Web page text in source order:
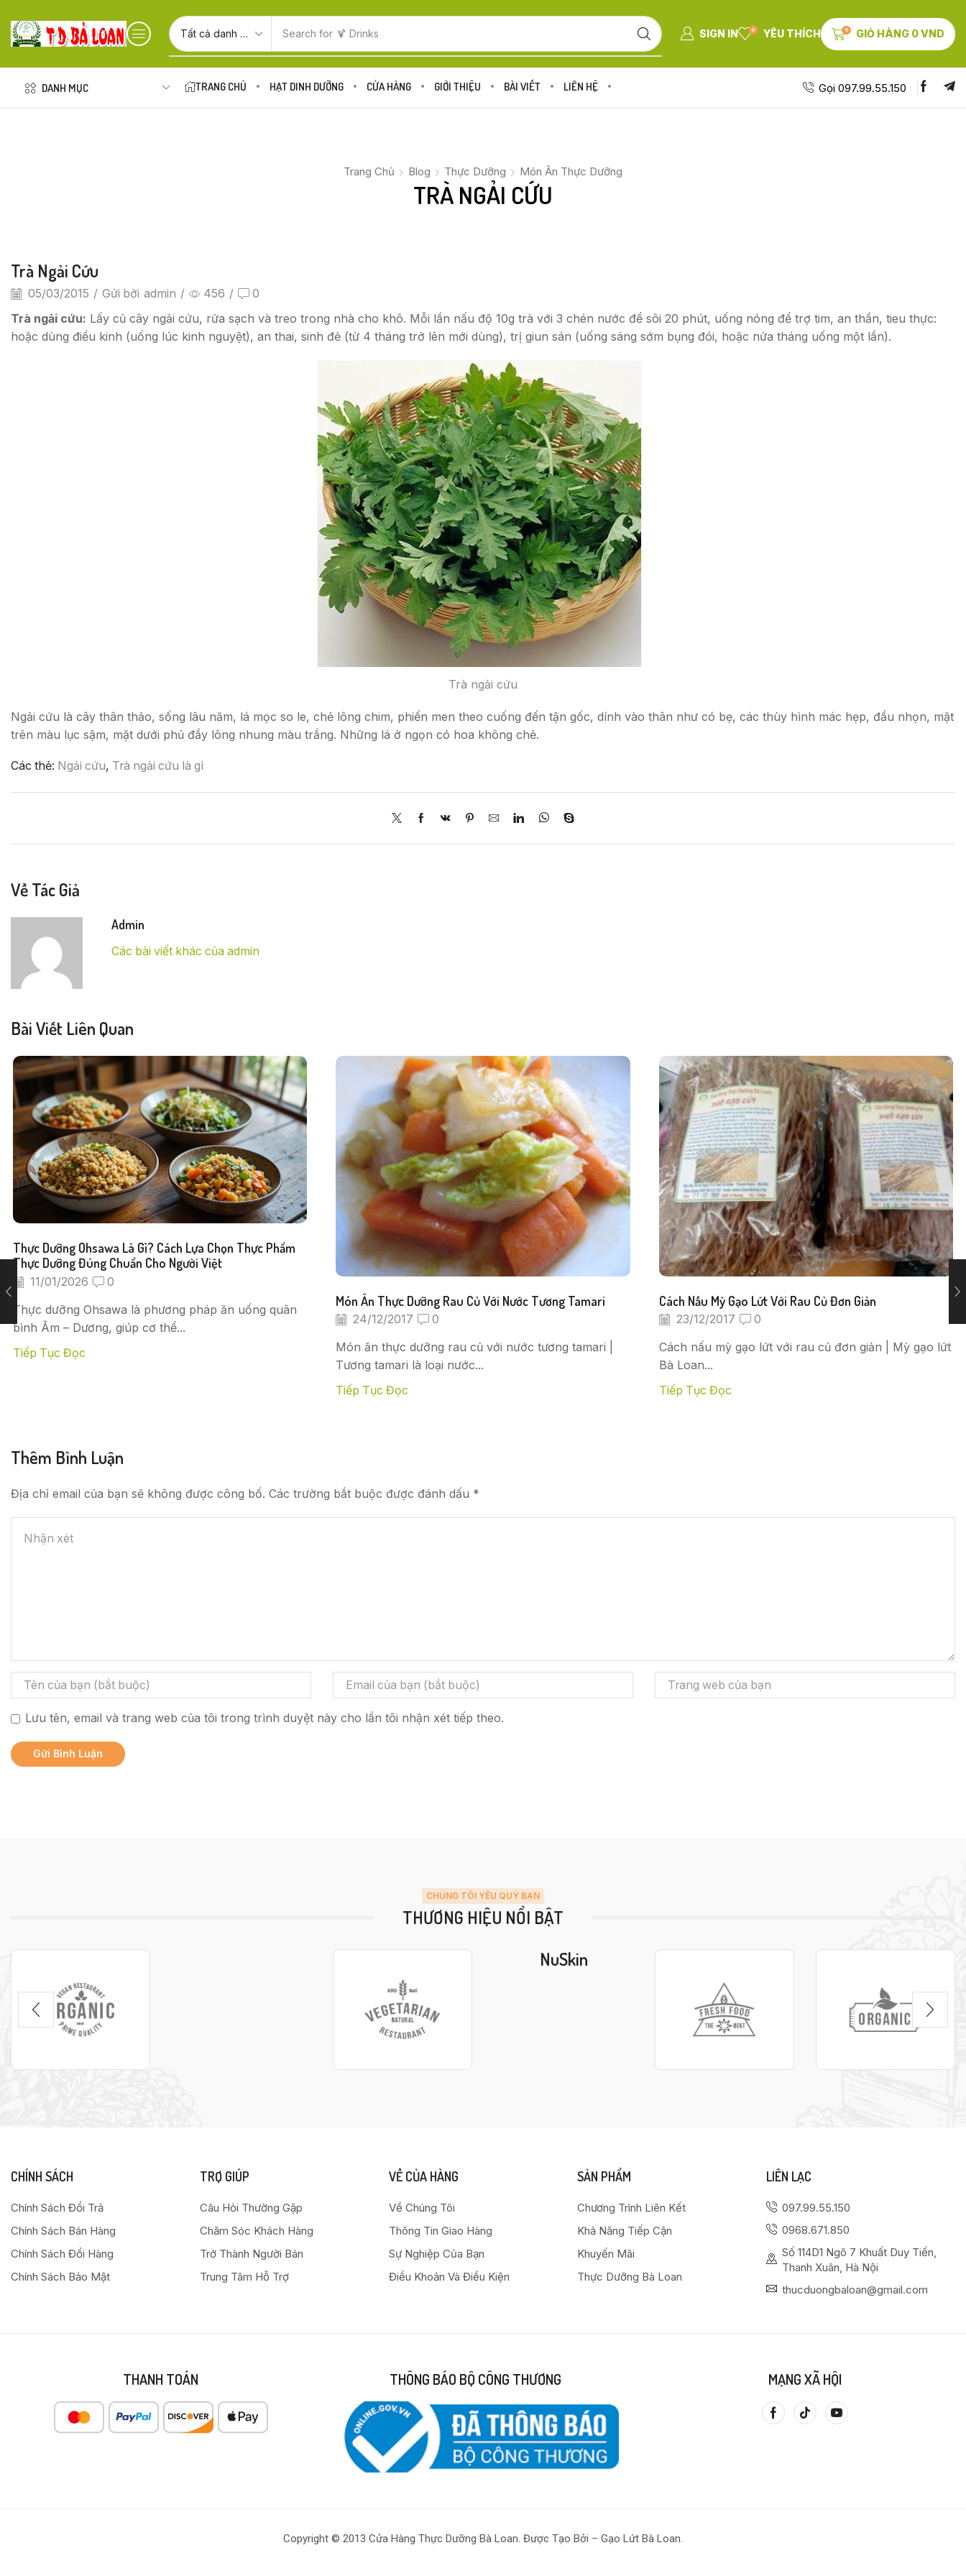
Search for 🍋 Fruits SIGN IN 0 YÊU THÍCH 0 GIỎ HÀNG 0VND
DANH MỤC TRANG CHỦ HẠT DINH DƯỠNG CỬA HÀNG GIỚI THIỆU BÀI VIẾT LIÊN HỆ Gọi 097.99.55.150
Trang Chủ Blog Thực Dưỡng Món Ăn Thực Dưỡng
TRÀ NGẢI CỨU
Trà Ngải Cứu
05/03/2015 / Gửi bởi admin / 456 / 0
Trà ngải cứu: Lấy củ cây ngải cứu, rửa sạch và treo trong nhà cho khô. Mỗi lần nấu độ 10g trà với 3 chén nước để sôi 20 phút, uống nóng để trợ tim, an thần, tieu thực:
hoặc dùng điều kinh (uống lúc kinh nguyệt), an thai, sinh đẻ (từ 4 tháng trở lên mới dùng), trị giun sán (uống sáng sớm bụng đói, hoặc nửa tháng uống một lần).
Trà ngải cứu
Ngải cứu là cây thân thảo, sống lâu năm, lá mọc so le, chẻ lông chim, phiến men theo cuống đến tận gốc, dính vào thân như có bẹ, các thùy hình mác hẹp, đầu nhọn, mặt
trên màu lục sậm, mặt dưới phủ đầy lông nhung màu trắng. Những lá ở ngọn có hoa không chẻ.
Các thẻ: Ngải cứu, Trà ngải cứu là gì
Về Tác Giả
Admin
Các bài viết khác của admin
Bài Viết Liên Quan
Thực Dưỡng Ohsawa Là Gì? Cách Lựa Chọn Thực Phẩm
Thực Dưỡng Đúng Chuẩn Cho Người Việt
11/01/2026 0
Thực dưỡng Ohsawa là phương pháp ăn uống quân
bình Âm – Dương, giúp cơ thể...
Tiếp Tục Đọc
Món Ăn Thực Dưỡng Rau Củ Với Nước Tương Tamari
24/12/2017 0
Món ăn thực dưỡng rau củ với nước tương tamari |
Tương tamari là loại nước...
Tiếp Tục Đọc
Cách Nấu Mỳ Gạo Lứt Với Rau Củ Đơn Giản
23/12/2017 0
Cách nấu mỳ gạo lứt với rau củ đơn giản | Mỳ gạo lứt
Bà Loan...
Tiếp Tục Đọc
Thêm Bình Luận
Địa chỉ email của bạn sẽ không được công bố. Các trường bắt buộc được đánh dấu *
Lưu tên, email và trang web của tôi trong trình duyệt này cho lần tôi nhận xét tiếp theo.
CHÚNG TÔI YÊU QUÝ BẠN
THƯƠNG HIỆU NỔI BẬT
NuSkin
CHÍNH SÁCH
Chính Sách Đổi Trả
Chính Sách Bán Hàng
Chính Sách Đổi Hàng
Chính Sách Bảo Mật
TRỢ GIÚP
Câu Hỏi Thường Gặp
Chăm Sóc Khách Hàng
Trở Thành Người Bán
Trung Tâm Hỗ Trợ
VỀ CỦA HÀNG
Về Chúng Tôi
Thông Tin Giao Hàng
Sự Nghiệp Của Bạn
Điều Khoản Và Điều Kiện
SẢN PHẨM
Chương Trình Liên Kết
Khả Năng Tiếp Cận
Khuyến Mãi
Thực Dưỡng Bà Loan
LIÊN LẠC
097.99.55.150
0968.671.850
Số 114D1 Ngõ 7 Khuất Duy Tiến,
Thanh Xuân, Hà Nội
thucduongbaloan@gmail.com
THANH TOÁN THÔNG BÁO BỘ CÔNG THƯƠNG MẠNG XÃ HỘI
Copyright © 2013 Cửa Hàng Thực Dưỡng Bà Loan. Được Tạo Bởi – Gạo Lứt Bà Loan.